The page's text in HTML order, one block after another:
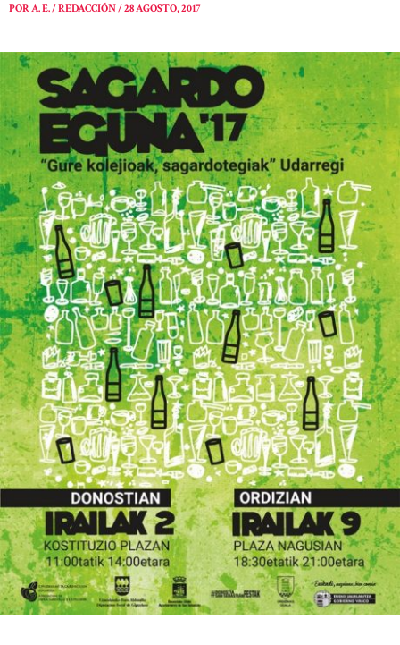
PORA. E. / REDACCIÓN/28 AGOSTO, 2017